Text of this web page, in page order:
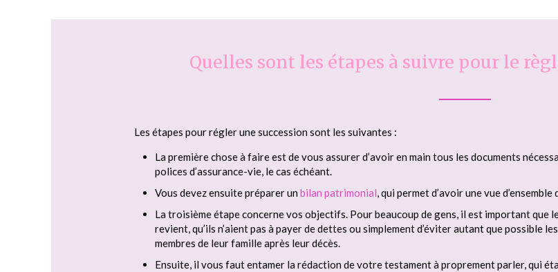
Quelles sont les étapes à suivre pour le
Les étapes pour régler une succession sont les suivantes :
La première chose à faire est de vous assurer d’avoir en main tous les documents
polices d’assurance-vie, le cas échéant.
Vous devez ensuite préparer un bilan patrimonial, qui permet d’avoir une vue
La troisième étape concerne vos objectifs. Pour beaucoup de gens, il est important que
revient, qu’ils n’aient pas à payer de dettes ou simplement d’éviter autant que possible
membres de leur famille après leur décès.
Ensuite, il vous faut entamer la rédaction de votre testament à proprement parler, qui